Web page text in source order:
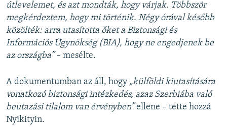
útlevelemet, és azt mondták, hogy várjak. Többször
megkérdeztem, hogy mi történik. Négy órával később
közölték: arra utasította őket a Biztonsági és
Információs Ügynökség (BIA), hogy ne engedjenek be
az országba” – mesélte.
A dokumentumban az áll, hogy „külföldi kiutasítására
vonatkozó biztonsági intézkedés, azaz Szerbiába való
beutazási tilalom van érvényben”ellene – tette hozzá
Nyikityin.